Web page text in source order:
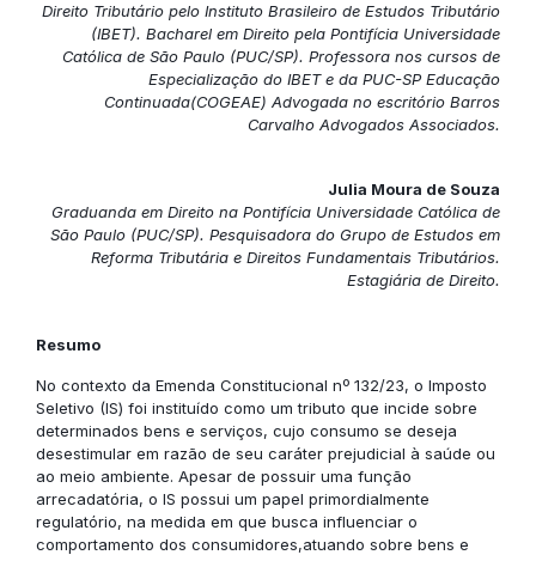
Direito Tributário pelo Instituto Brasileiro de Estudos Tributário
(IBET). Bacharel em Direito pela Pontifícia Universidade
Católica de São Paulo (PUC/SP). Professora nos cursos de
Especialização do IBET e da PUC-SP Educação
Continuada(COGEAE) Advogada no escritório Barros
Carvalho Advogados Associados.
Julia Moura de Souza
Graduanda em Direito na Pontifícia Universidade Católica de
São Paulo (PUC/SP). Pesquisadora do Grupo de Estudos em
Reforma Tributária e Direitos Fundamentais Tributários.
Estagiária de Direito.
Resumo
No contexto da Emenda Constitucional nº 132/23, o Imposto
Seletivo (IS) foi instituído como um tributo que incide sobre
determinados bens e serviços, cujo consumo se deseja
desestimular em razão de seu caráter prejudicial à saúde ou
ao meio ambiente. Apesar de possuir uma função
arrecadatória, o IS possui um papel primordialmente
regulatório, na medida em que busca influenciar o
comportamento dos consumidores,atuando sobre bens e